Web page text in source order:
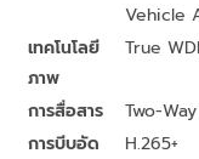
Vehicle
เทคโนโลยี
ภาพ
True
การสื่อสาร
Two-
การบีบอัด
H.265+